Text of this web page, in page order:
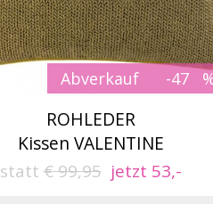
Abverkauf -47
ROHLEDER
Kissen VALENTINE
statt€ 99,95 jetzt 53,-